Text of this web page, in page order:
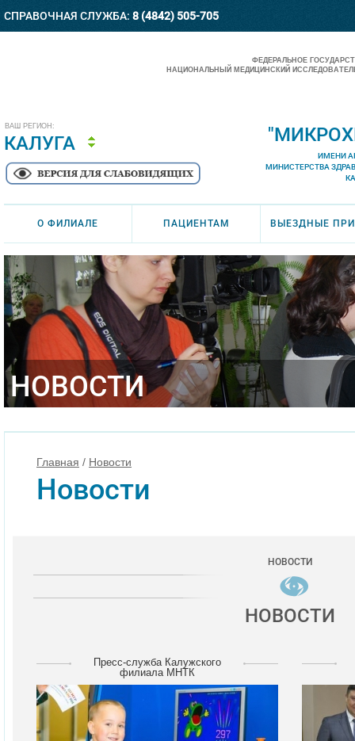
СПРАВОЧНАЯ СЛУЖБА: 8 (4842) 505-705
ВАШ РЕГИОН:
КАЛУГА
ФЕДЕРАЛЬНОЕ
НАЦИОНАЛЬНЫЙ МЕДИЦИНСКИЙ
ИМЕНИ
МИНИСТЕРСТВА
О ФИЛИАЛЕ ПАЦИЕНТАМ ВЫЕЗДНЫЕ
НОВОСТИ
Главная / Новости
Новости
НОВОСТИ
НОВОСТИ
Пресс-служба Калужского
филиала МНТК